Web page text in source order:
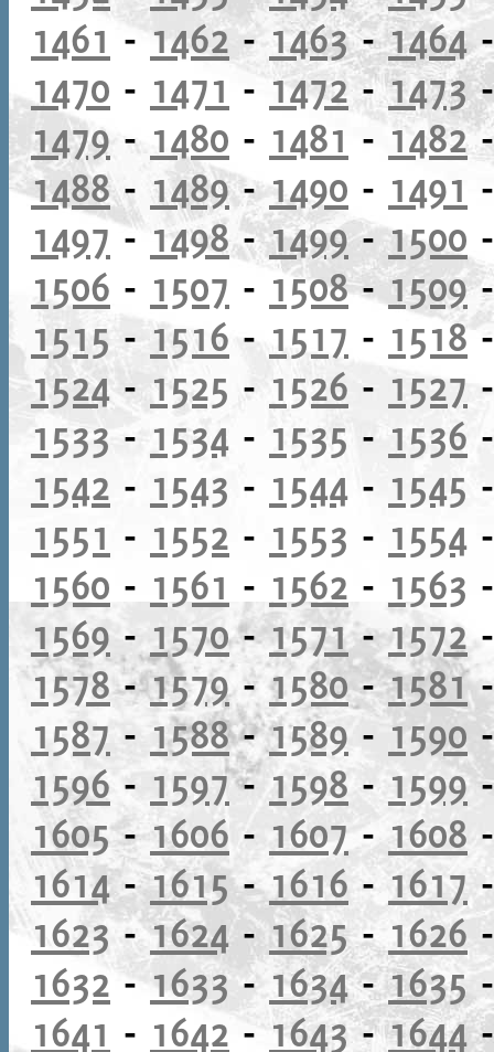
1461 -1462-1463-1464
1470 - 1471 -1472-1473
1479- 1480 - 1481 - 1482
1488- 1489-1490 - 1491
1497- 1498-1499-1500
1506 - 1507 - 1508-1509
1515 -1516 - 1517 - 1518
1524- 1525 - 1526 - 1527
1533 - 1534 - 1535 - 1536
1542 - 1543 - 1544 - 1545
1551 - 1552 - 1553 - 1554
1560 - 1561 - 1562 - 1563
1569- 1570-1571-1572
1578-1579-1580-1581
1587 - 1588-1589 - 1590
1596 - 1597-1598- 1599
1605-1606 - 1607-1608
1614-1615-1616-1617
1623-1624-1625- 1626
1632 -1633- 1634-1635
1641 - 1642 -1643-1644